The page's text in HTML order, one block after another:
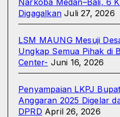
Digagalkan Juli 27, 2026
LSM MAUNG Mesuji
Ungkap Semua Pihak di
Center- Juni 16, 2026
Penyampaian LKPJ
Anggaran 2025 Digelar
DPRD April 26, 2026